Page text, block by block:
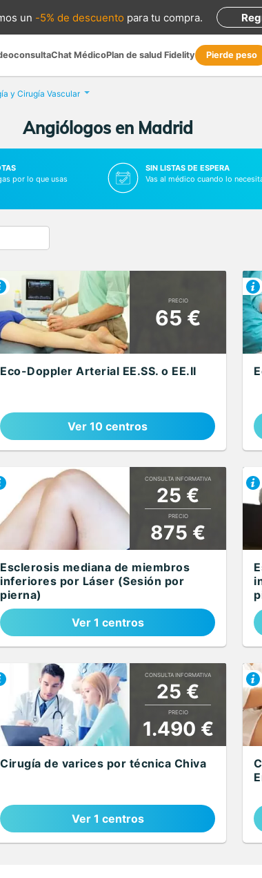
un -5% de descuento para tu compra.
Chat MédicoPlan de salud Fidelity Pierde peso
y Cirugía Vascular
Angiólogos en Madrid
por lo que usas
SIN LISTAS DE ESPERA
Vas al médico cuando lo
PRECIO
65 €
Eco-Doppler Arterial EE.SS. o EE.II
Ver 10 centros
CONSULTA INFORMATIVA
25 €
PRECIO
875 €
Esclerosis mediana de miembros
inferiores por Láser (Sesión por
pierna)
Ver 1 centros
CONSULTA INFORMATIVA
25 €
PRECIO
1.490 €
Cirugía de varices por técnica Chiva
Ver 1 centros